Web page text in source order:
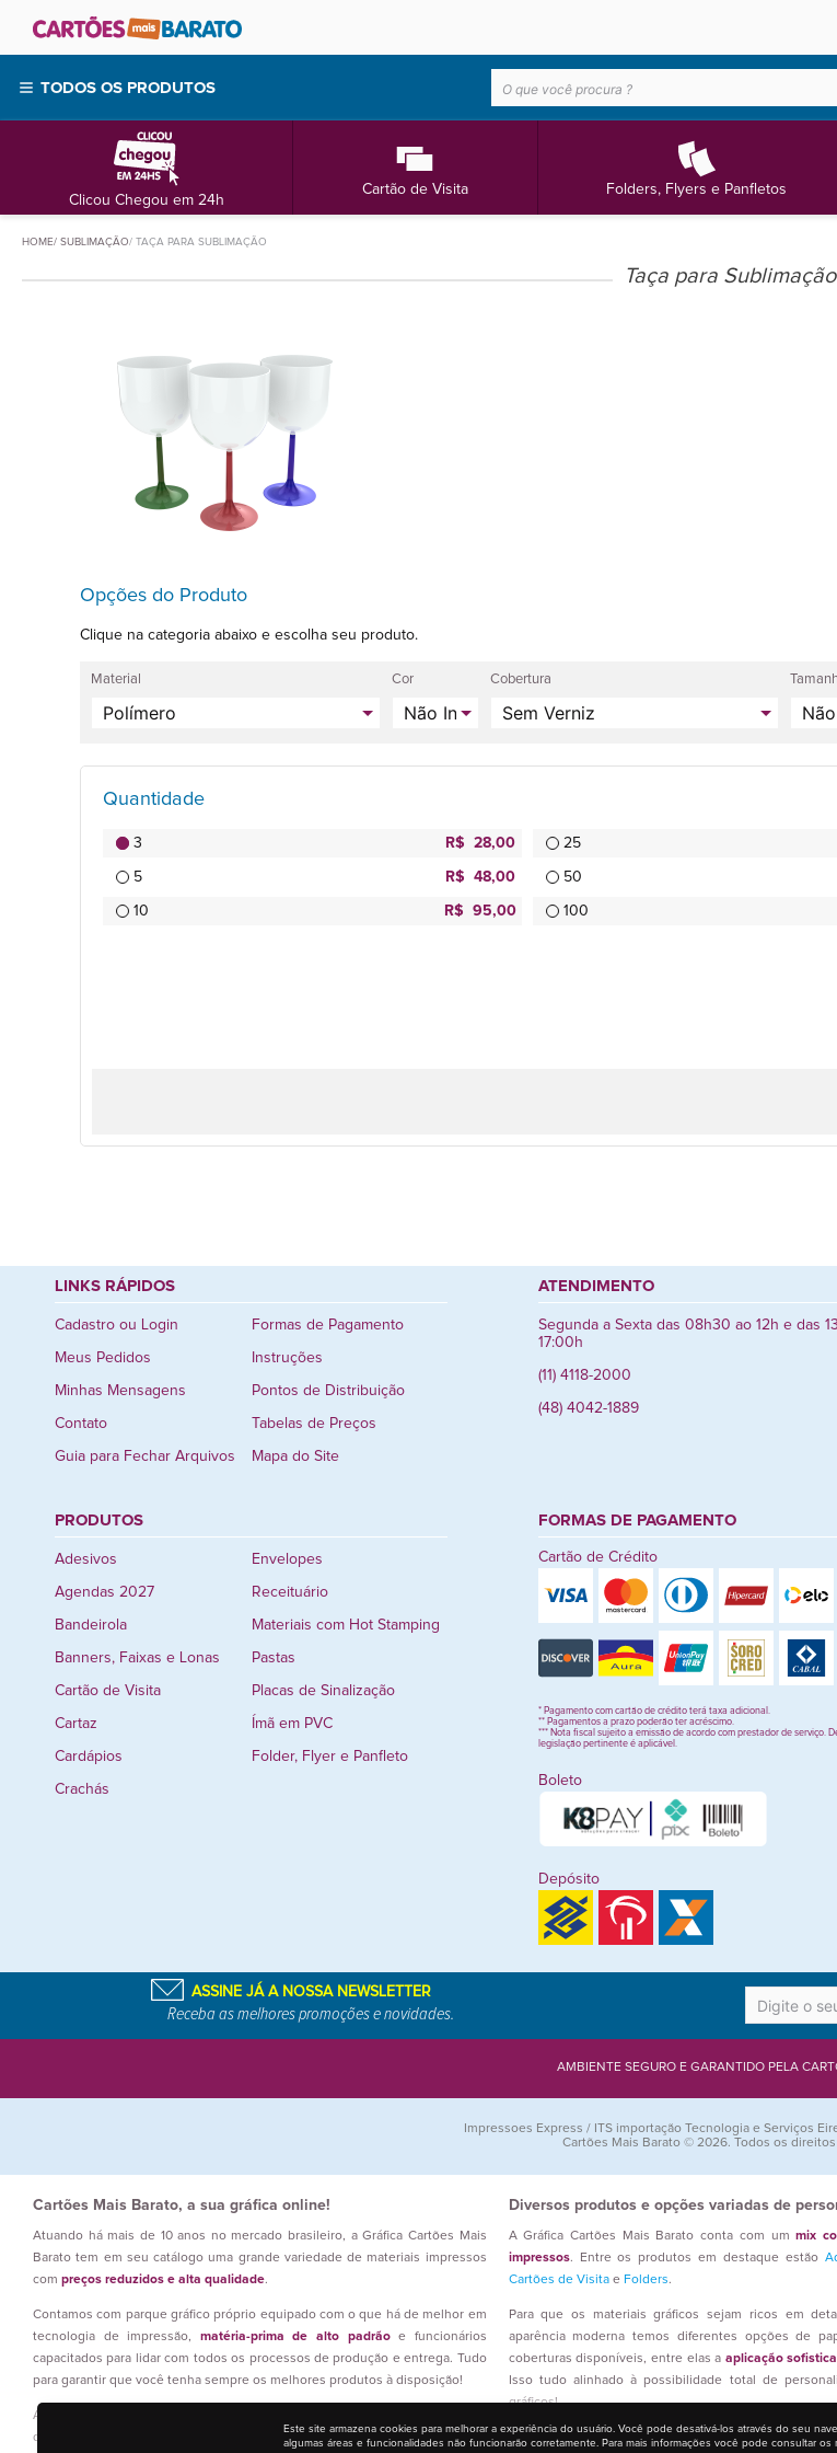
TODOS OS PRODUTOS
Clicou Chegou em 24h
Cartão de Visita Folders, Flyers e Panfletos
HOME SUBLIMAÇÃO TAÇA PARA SUBLIMAÇÃO
Taça para Sublimação
Opções do Produto
Clique na categoria abaixo e escolha seu produto.
Material Cor Cobertura
Quantidade
3 R$ 28,00
5 R$ 48,00
10 R$ 95,00
25
50
100
LINKS RÁPIDOS
Cadastro ou Login
Meus Pedidos
Minhas Mensagens
Contato
Guia para Fechar Arquivos
Formas de Pagamento
Instruções
Pontos de Distribuição
Tabelas de Preços
Mapa do Site
ATENDIMENTO
Segunda a Sexta das 08h30 ao 12h e das
17:00h
(11) 4118-2000
(48) 4042-1889
PRODUTOS
Adesivos
Agendas 2027
Bandeirola
Banners, Faixas e Lonas
Cartão de Visita
Cartaz
Cardápios
Crachás
Envelopes
Receituário
Materiais com Hot Stamping
Pastas
Placas de Sinalização
Ímã em PVC
Folder, Flyer e Panfleto
FORMAS DE PAGAMENTO
Cartão de Crédito
* Pagamento com cartão de crédito terá taxa adicional.
** Pagamentos a prazo poderão ter acréscimo.
*** Nota fiscal sujeito a emissão de acordo com prestador de serviço.
legislação pertinente é aplicável.
Boleto
Depósito
ASSINE JÁ A NOSSA NEWSLETTER
Receba as melhores promoções e novidades.
AMBIENTE SEGURO E GARANTIDO PELA
Impressoes Express / ITS importação Tecnologia e Serviços
Cartões Mais Barato © 2026. Todos os
Cartões Mais Barato, a sua gráfica online!
Atuando há mais de 10 anos no mercado brasileiro, a Gráfica Cartões Mais
Barato tem em seu catálogo uma grande variedade de materiais impressos
com preços reduzidos e alta qualidade.
Contamos com parque gráfico próprio equipado com o que há de melhor em
tecnologia de impressão, matéria-prima de alto padrãoe funcionários
capacitados para lidar com todos os processos de produção e entrega. Tudo
para garantir que você tenha sempre os melhores produtos à disposição!
Além disso, nossas equipes atuam em três turnos, ou seja: estamos 24h por
dia trabalhando para que prazos sejam atendidos e os materiais gráficos
Diversos produtos e opções variadas de
A Gráfica Cartões Mais Barato conta com ummix
impressos. Entre os produtos em destaque estão
Cartões de Visitae Folders.
Para que os materiais gráficos sejam ricos em
aparência moderna temos diferentes opções de
coberturas disponíveis, entre elas a aplicação
Isso tudo alinhado à possibilidade total de
gráficos!
Quem trabalha com revenda gráfica encontra aqui
Este site armazena cookies para melhorar a experiência do usuário. Você pode desativá-los através do seu
algumas áreas e funcionalidades não funcionarão corretamente. Para mais informações você pode consultar